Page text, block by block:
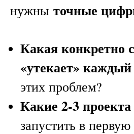
нужны точные
Какая конкретно
«утекает»
этих проблем?
Какие 2-3 проекта
запустить в первую